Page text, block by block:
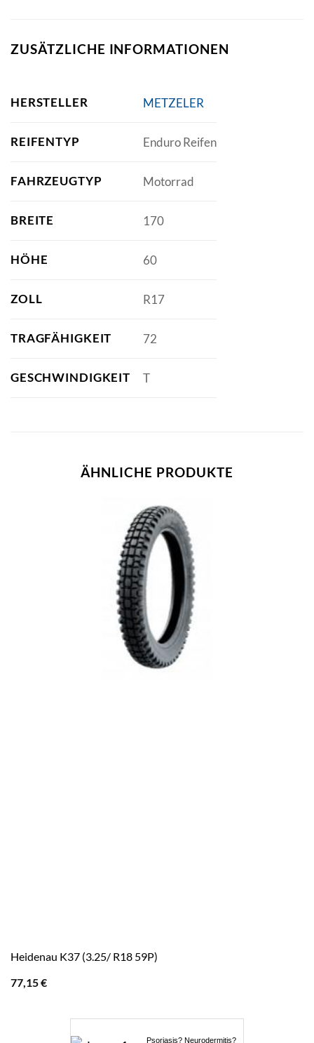
ZUSÄTZLICHE INFORMATIONEN
HERSTELLER METZELER
REIFENTYP Enduro Reifen
FAHRZEUGTYP Motorrad
BREITE 170
HÖHE 60
ZOLL R17
TRAGFÄHIGKEIT 72
GESCHWINDIGKEIT T
ÄHNLICHE PRODUKTE
Heidenau K37 (3.25/ R18 59P)
77,15€
Psoriasis? Neurodermitis?